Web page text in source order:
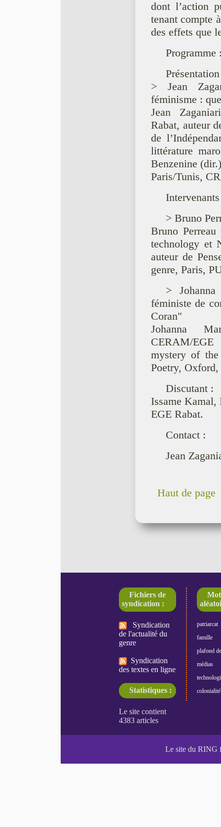
dont l’action
tenant compte
des effets que
Programme
Présentation
> Jean
féminisme :
Jean
Rabat, auteur
de
littérature
Benzenine
Paris/Tunis,
Intervenants
> Bruno
Bruno
technology et
auteur de
genre, Paris,
>
féministe de
Coran"
Johanna
CERAM/
mystery of
Poetry,
Discutant :
Issame Kamal,
EGE Rabat.
Contact :
Jean
Haut de page
Fichiers de
syndication :
Syndication
de l'actualité du
genre
Syndication
des textes en ligne
Statistiques :
patriarcat
famille
plafond
médias
colonialité
Le site du RING